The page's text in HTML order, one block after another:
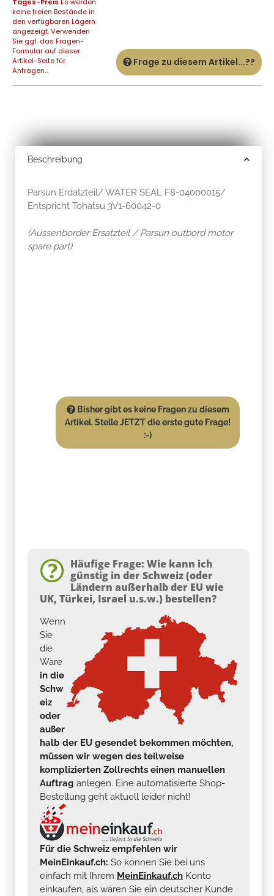
keine freien Bestände in
den verfügbaren Lägern
angezeigt. Verwenden
Sie ggf. das Fragen-
Formular auf dieser
Artikel-Seite für
Anfragen...
Frage zu diesem Artikel...??
Beschreibung
Parsun Erdatzteil/ WATER SEAL F8-04000015/
Entspricht Tohatsu 3V1-60042-0
(Aussenborder Ersatzteil / Parsun outbord motor
spare part)
Bisher gibt es keine Fragen zu diesem
Artikel. Stelle JETZT die erste gute Frage!
:-)
Häufige Frage: Wie kann ich
günstig in der Schweiz (oder
Ländern außerhalb der EU wie
UK, Türkei, Israel u.s.w.) bestellen?
Wenn
Sie
die
Ware
in die
Schw
eiz
oder
außer
halb der EU gesendet bekommen möchten,
müssen wir wegen des teilweise
komplizierten Zollrechts einen manuellen
Auftrag anlegen. Eine automatisierte Shop-
Bestellung geht aktuell leider nicht!
Für die Schweiz empfehlen wir
MeinEinkauf.ch: So können Sie bei uns
einfach mit Ihrem MeinEinkauf.ch Konto
einkaufen, als wären Sie ein deutscher Kunde